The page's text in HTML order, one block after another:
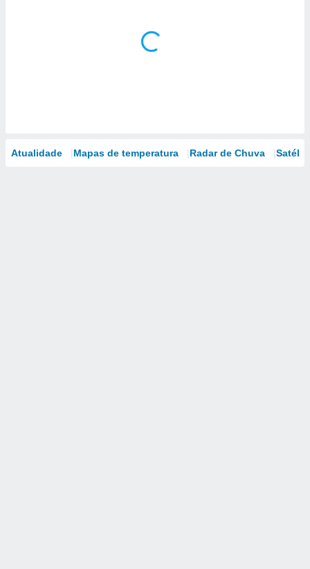
Atualidade Mapas de temperatura Radar de Chuva